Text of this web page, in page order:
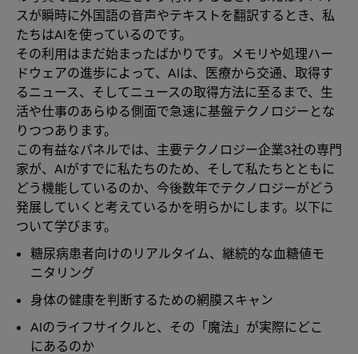
スが瞬時に外国語の音声やテキストを翻訳するとき、私
たちはAIを使っているのです。
その利用はまだ始まったばかりです。メモリや処理ハー
ドウェアの進歩によって、AIは、医療から交通、取得す
るニュース、そしてニュースの取得方法に至るまで、生
活や仕事のあらゆる側面で急速に基盤テクノロジーとな
りつつあります。
この有益なパネルでは、主要テクノロジー企業3社の専門
家が、AIがすでに私たちのため、そして私たちとともに
どう機能しているのか、今後数年でテクノロジーがどう
発展していくと考えているかを明らかにします。以下に
ついて学びます。
糖尿病患者向けのリアルタイム、継続的な血糖値モ
ニタリング
身体の健康を判断するための網膜スキャン
AIのライフサイクルと、その「魔法」が実際にどこ
にあるのか